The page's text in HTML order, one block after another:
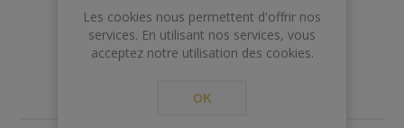
recherchent une boisson fraîche et légère.
Les cookies nous permettent d'offrir nos
services. En utilisant nos services, vous
acceptez notre utilisation des cookies.
OK